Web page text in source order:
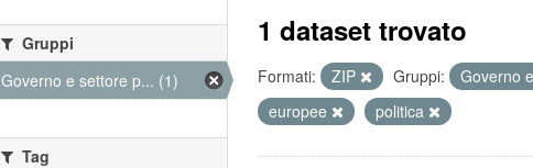
1 dataset trovato
Formati: ZIP Gruppi: Governo
europee
politica
Gruppi
Governo e settore p... (1)
Tag